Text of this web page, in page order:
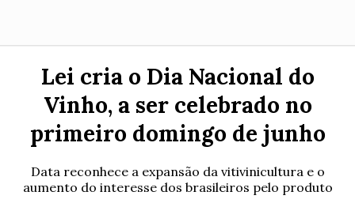
Lei cria o Dia Nacional do
Vinho, a ser celebrado no
primeiro domingo de junho
Data reconhece a expansão da vitivinicultura e o
aumento do interesse dos brasileiros pelo produto